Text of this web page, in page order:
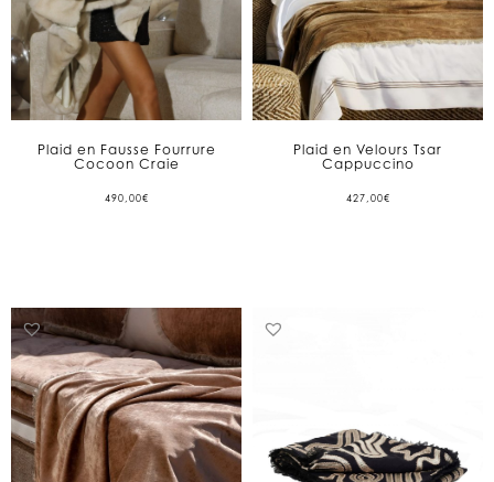
Plaid en Fausse Fourrure
Cocoon Craie
490,00€
Plaid en Velours Tsar
Cappuccino
427,00€